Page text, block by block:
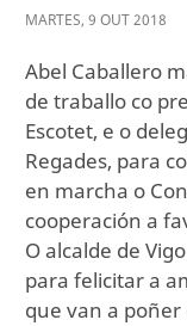
MARTES, 9 OUT2018
Abel Caballero
de traballo co
Escotet, e o
Regades, para
en marcha o
cooperación a
O alcalde de
para felicitar a
que van a